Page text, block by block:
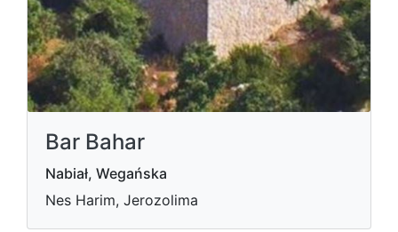
Bar Bahar
Nabiał, Wegańska
Nes Harim, Jerozolima